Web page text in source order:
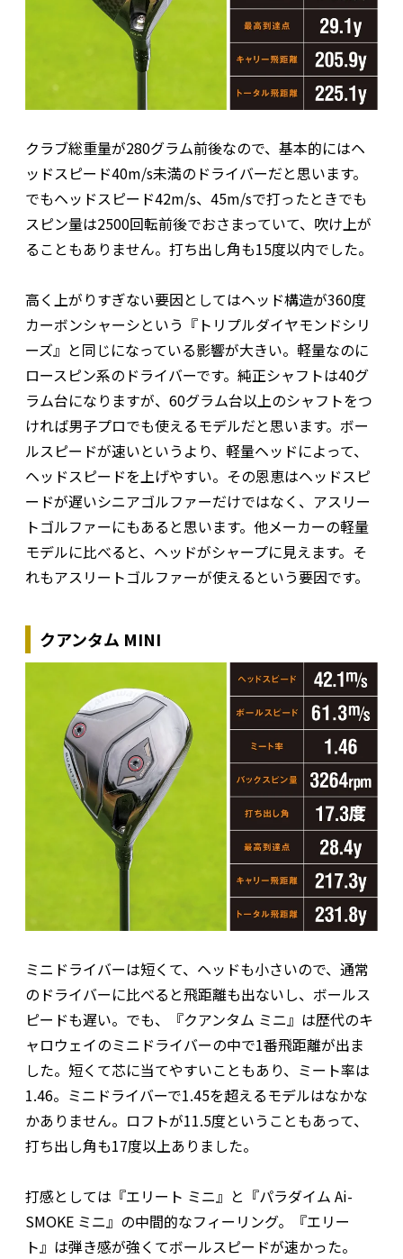
クラブ総重量が280グラム前後なので、基本的にはヘ
ッドスピード40m/s未満のドライバーだと思います。
でもヘッドスピード42m/s、45m/sで打ったときでも
スピン量は2500回転前後でおさまっていて、吹け上が
ることもありません。打ち出し角も15度以内でした。
高く上がりすぎない要因としてはヘッド構造が360度
カーボンシャーシという『トリプルダイヤモンドシリ
ーズ』と同じになっている影響が大きい。軽量なのに
ロースピン系のドライバーです。純正シャフトは40グ
ラム台になりますが、60グラム台以上のシャフトをつ
ければ男子プロでも使えるモデルだと思います。ボー
ルスピードが速いというより、軽量ヘッドによって、
ヘッドスピードを上げやすい。その恩恵はヘッドスピ
ードが遅いシニアゴルファーだけではなく、アスリー
トゴルファーにもあると思います。他メーカーの軽量
モデルに比べると、ヘッドがシャープに見えます。そ
れもアスリートゴルファーが使えるという要因です。
クアンタム MINI
ミニドライバーは短くて、ヘッドも小さいので、通常
のドライバーに比べると飛距離も出ないし、ボールス
ピードも遅い。でも、『クアンタム ミニ』は歴代のキ
ャロウェイのミニドライバーの中で1番飛距離が出ま
した。短くて芯に当てやすいこともあり、ミート率は
1.46。ミニドライバーで1.45を超えるモデルはなかな
かありません。ロフトが11.5度ということもあって、
打ち出し角も17度以上ありました。
打感としては『エリート ミニ』と『パラダイム Ai-
SMOKE ミニ』の中間的なフィーリング。『エリー
ト』は弾き感が強くてボールスピードが速かった。